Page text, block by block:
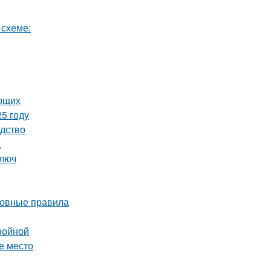
году
правила
место